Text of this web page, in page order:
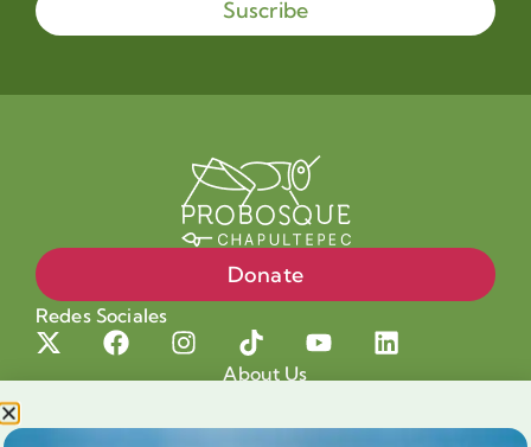
Suscribe
Donate
Redes Sociales
About Us